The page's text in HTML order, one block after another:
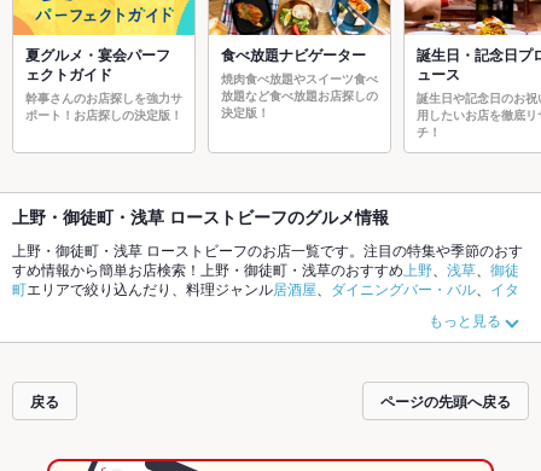
夏グルメ・宴会パーフ
ェクトガイド
幹事さんのお店探しを強力サ
ポート！お店探しの決定版！
食べ放題ナビゲーター
焼肉食べ放題やスイーツ食べ
放題など食べ放題お店探しの
決定版！
誕生日・記念日プ
ュース
誕生日や記念日のお祝
用したいお店を徹底リ
チ！
上野・御徒町・浅草 ローストビーフのグルメ情報
上野・御徒町・浅草 ローストビーフのお店一覧です。注目の特集や季節のおす
すめ情報から簡単お店検索！上野・御徒町・浅草のおすすめ 上野 浅草
御徒
町エリアで絞り込んだり、料理ジャンル居酒屋 ダイニングバー・バル
イタ
ができます。ホットペッパーグルメなら、お得なクーポンはもちろん、とって
おきのメニューや季節のおすすめ料理など、お店の最新情報をご紹介している
達どうしの飲み会にも、会社の宴会にも、デートやパーティーにもお得に便利
にホットペッパーグルメをご利用ください。
もっと見る
戻る ページの先頭へ戻る